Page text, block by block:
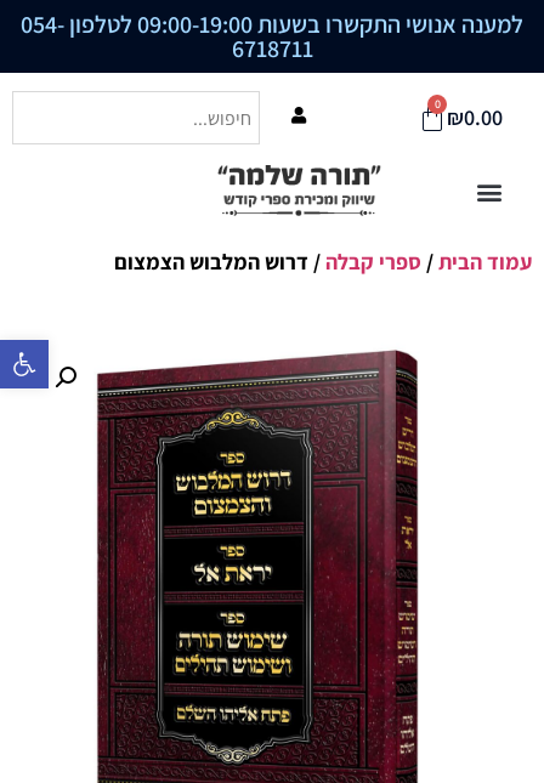
פתח סרגל
למענה אנושי התקשרו בשעות 09:00-19:00 לטלפון 054-
6718711
₪0.00
0
עמוד הבית/ ספרי קבלה/ דרוש המלבוש הצמצום